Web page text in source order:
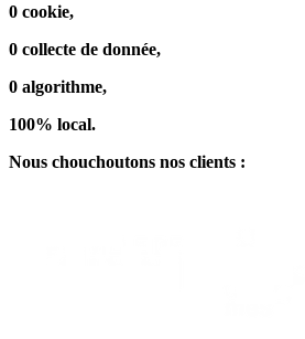
0 cookie,
0 collecte de donnée,
0 algorithme,
100% local.
Nous chouchoutons nos clients :